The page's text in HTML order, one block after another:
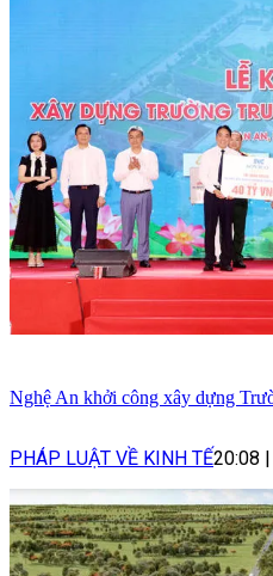
Nghệ An khởi công xây dựng
PHÁP LUẬT VỀ KINH TẾ20:08